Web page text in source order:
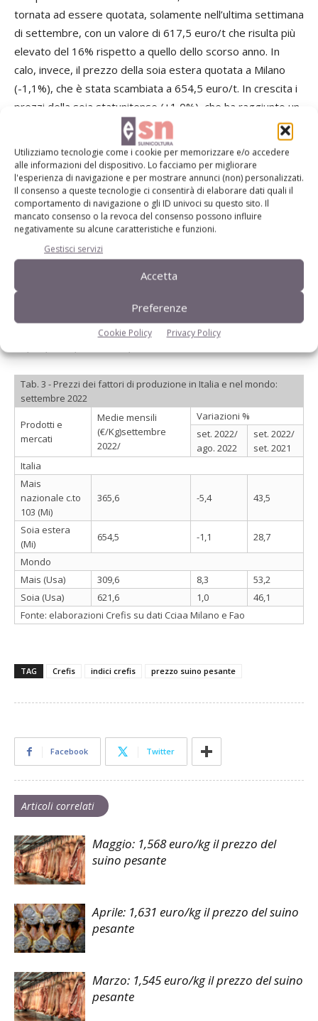
Utilizziamo tecnologie come i cookie per memorizzare e/o accedere
alle informazioni del dispositivo. Lo facciamo per migliorare
l'esperienza di navigazione e per mostrare annunci (non) personalizzati.
Il consenso a queste tecnologie ci consentirà di elaborare dati quali il
comportamento di navigazione o gli ID univoci su questo sito. Il
mancato consenso o la revoca del consenso possono influire
negativamente su alcune caratteristiche e funzioni.
Gestisci servizi
Accetta
Preferenze
Cookie Policy Privacy Policy
tornata ad essere quotata, solamente nell’ultima settimana
di settembre, con un valore di 617,5 euro/t che risulta più
elevato del 16% rispetto a quello dello scorso anno. In
calo, invece, il prezzo della soia estera quotata a Milano
(-1,1%), che è stata scambiata a 654,5 euro/t. In crescita i
prezzi della soia statunitense (+1,0%), che ha raggiunto un
valore di 621,6 euro/t, e di quella brasiliana (+1,2%), che si
è fermata ad un valore di 586,6 euro/t. Le variazioni
tendenziali restano tutte positive, con valori dal 16% al
46%.
A settembre sul mercato nazionale, il prezzo dell’orzo
nazionale pesante scambiato a Milano è stato pari a 337,5
euro/t, in aumento dell’1,1% rispetto al mese precedente,
mentre il prezzo del prodotto di provenienza comunitaria è
salito a 349,9 euro/t (+0,6%). In aumento anche il dato
dell’orzo francese (+3,7%), che ha raggiunto i 305,8 euro/t.
Positive le variazioni tendenziali rispettivamente pari al
Tab. 3 - Prezzi dei fattori di produzione in Italia e nel mondo:
settembre 2022
Prodotti e
mercati
Medie mensili
(€/Kg)settembre
2022/
Variazioni %
set. 2022/
ago. 2022
set. 2022/
set. 2021
Italia
Mais
nazionale c.to
103 (Mi)
365,6 -5,4 43,5
Soia estera
(Mi)
654,5 -1,1
28,7
Mondo
Mais (Usa)
309,6 8,3
53,2
Soia (Usa)
621,6 1,0
46,1
Fonte: elaborazioni Crefis su dati Cciaa Milano e Fao
TAG Crefis indici crefis prezzo suino pesante
Facebook Twitter
Articoli correlati
Maggio: 1,568 euro/kg il prezzo del
suino pesante
Aprile: 1,631 euro/kg il prezzo del suino
pesante
Marzo: 1,545 euro/kg il prezzo del suino
pesante